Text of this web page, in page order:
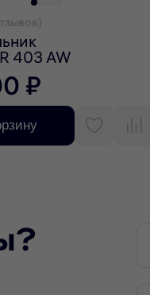
403 AW
₽